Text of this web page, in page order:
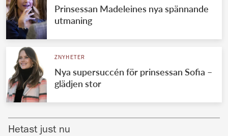
UTLÄNDSKT
VÄRLDENS KUNGAHUS
Svenska kungahuset
Brittiska kungahuset
REDAKTION
Prinsessan Madeleines nya spännande
utmaning
ZNYHETER
Nya supersuccén för prinsessan Sofia –
glädjen stor
Hetast just nu